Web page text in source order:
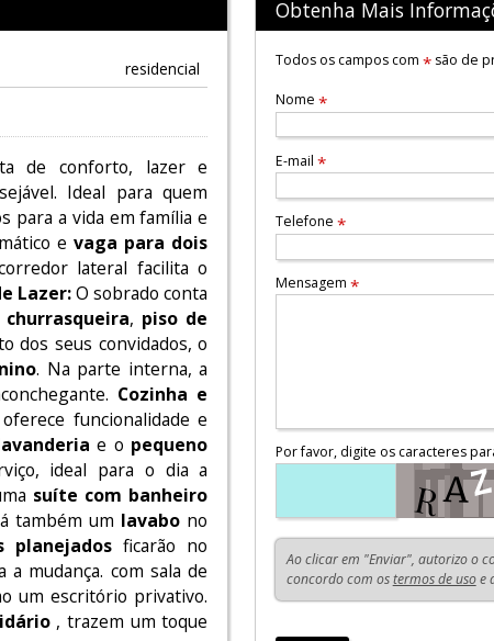
residencial
de conforto, lazer e
Ideal para quem
para a vida em família e
evaga para dois
lateral facilita o
Lazer:O sobrado conta
churrasqueira, piso de
dos seus convidados, o
. Na parte interna, a
Cozinha e
funcionalidade e
e o pequeno
ideal para o dia a
suíte com banheiro
também um lavabo no
planejadosficarão no
mudança. com sala de
um escritório privativo.
, trazem um toque
Obtenha Mais
Todos os campos com *são de
Nome *
E-mail *
Telefone *
Mensagem *
Por favor, digite os caracteres
Ao clicar em "Enviar", autorizo o
concordo com ostermos de usoe